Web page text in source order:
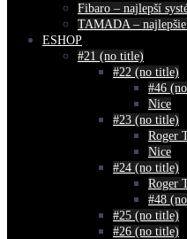
Fibaro – najlepší
TAMADA –
ESHOP
#21 (no title)
#22 (no title)
#46
Nice
#23 (no title)
Roger
Nice
#24 (no title)
Roger
#48
#25 (no title)
#26 (no title)